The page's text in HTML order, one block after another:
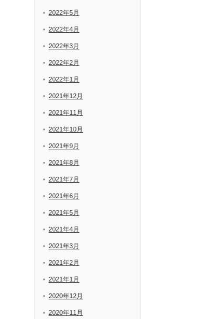
2022年5月
2022年4月
2022年3月
2022年2月
2022年1月
2021年12月
2021年11月
2021年10月
2021年9月
2021年8月
2021年7月
2021年6月
2021年5月
2021年4月
2021年3月
2021年2月
2021年1月
2020年12月
2020年11月